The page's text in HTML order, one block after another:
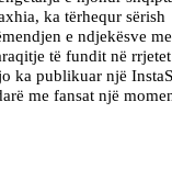
ka tërhequr sërish
e ndjekësve
të fundit në
ka publikuar një
me fansat një